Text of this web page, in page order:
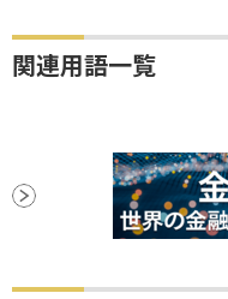
関連用語一覧